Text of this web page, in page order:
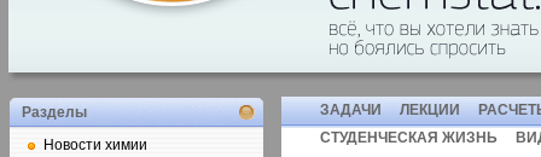
ЗАДАЧИ ЛЕКЦИИ
СТУДЕНЧЕСКАЯ ЖИЗНЬ
Разделы
Новости химии